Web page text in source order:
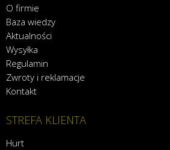
O firmie
Baza wiedzy
Aktualności
Wysyłka
Regulamin
Zwroty i reklamacje
Kontakt
STREFA KLIENTA
Hurt